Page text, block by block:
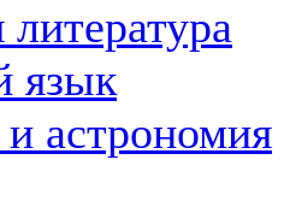
литература
язык
астрономия